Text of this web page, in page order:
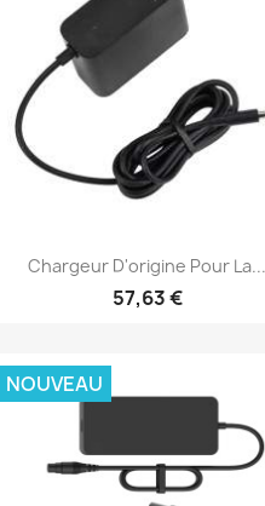
Aperçu rapide
Chargeur D'origine Pour La...
57,63 €
NOUVEAU